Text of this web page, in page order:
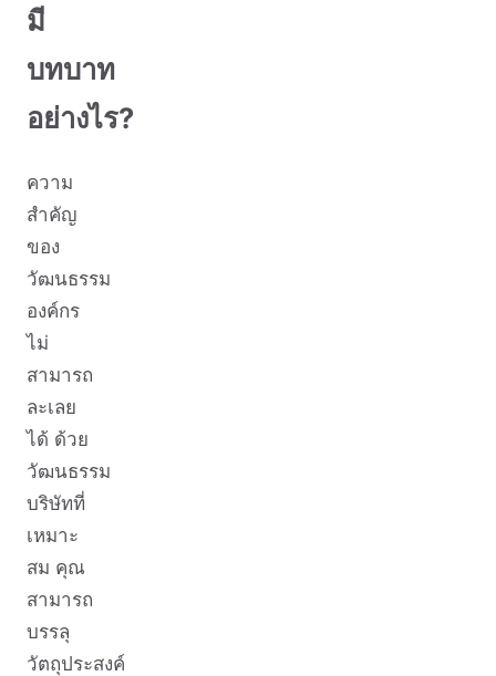
มี
บทบาท
อย่างไร?
ความ
สำคัญ
ของ
วัฒนธรรม
องค์กร
ไม่
สามารถ
ละเลย
ได้ ด้วย
วัฒนธรรม
บริษัทที่
เหมาะ
สม คุณ
สามารถ
บรรลุ
วัตถุประสงค์